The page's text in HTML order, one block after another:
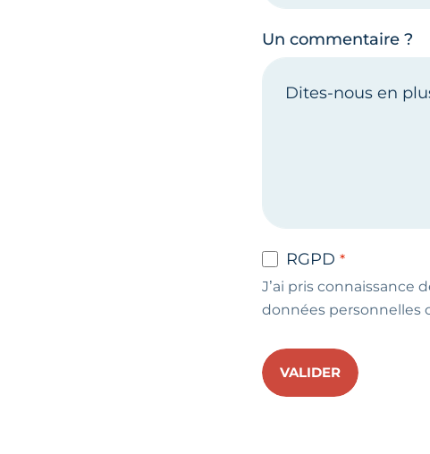
Un commentaire ?
RGPD
J’ai pris connaissance
données personnelles
VALIDER